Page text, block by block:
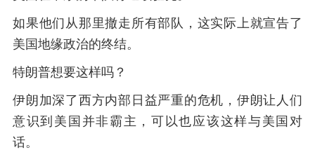
如果他们从那里撤走所有部队，这实际上就宣告了
美国地缘政治的终结。
特朗普想要这样吗？
伊朗加深了西方内部日益严重的危机，伊朗让人们
意识到美国并非霸主，可以也应该这样与美国对
话。